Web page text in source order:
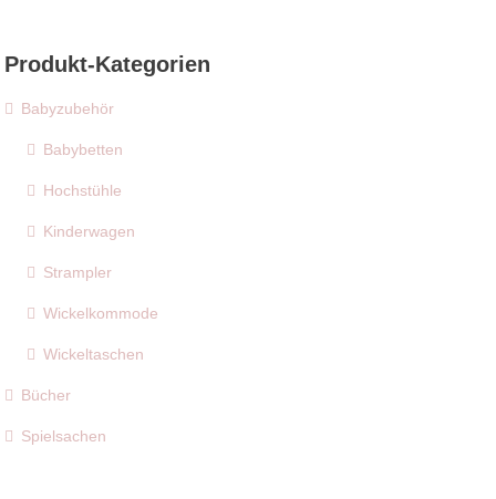
Produkt-Kategorien
Babyzubehör
Babybetten
Hochstühle
Kinderwagen
Strampler
Wickelkommode
Wickeltaschen
Bücher
Spielsachen